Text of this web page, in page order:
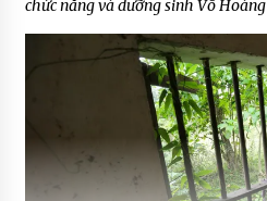
chức năng và dưỡng sinh Võ